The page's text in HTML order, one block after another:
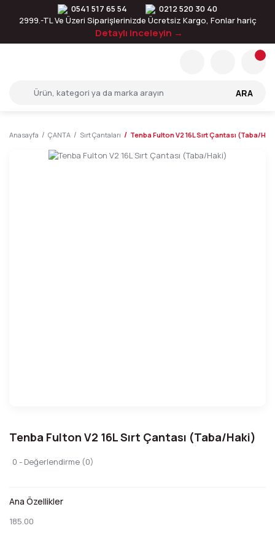
0541 517 65 54
0212 520 30 40
2999.-TL Ve Üzeri Siparişlerinizde Ücretsiz Kargo, Fonlar hariç
Detaylı inceleyin →
ARA
Anasayfa ÇANTA Sırt Çantaları Tenba Fulton V2 16L Sırt Çantası (Taba/
Tenba Fulton V2 16L Sırt Çantası (Taba/Haki)
0 - Değerlendirme (0)
Ana Özellikler
185.00